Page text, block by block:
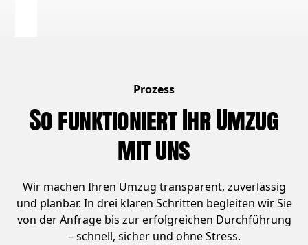
Prozess
So funktioniert Ihr Umzug
mit uns
Wir machen Ihren Umzug transparent, zuverlässig
und planbar. In drei klaren Schritten begleiten wir Sie
von der Anfrage bis zur erfolgreichen Durchführung
– schnell, sicher und ohne Stress.